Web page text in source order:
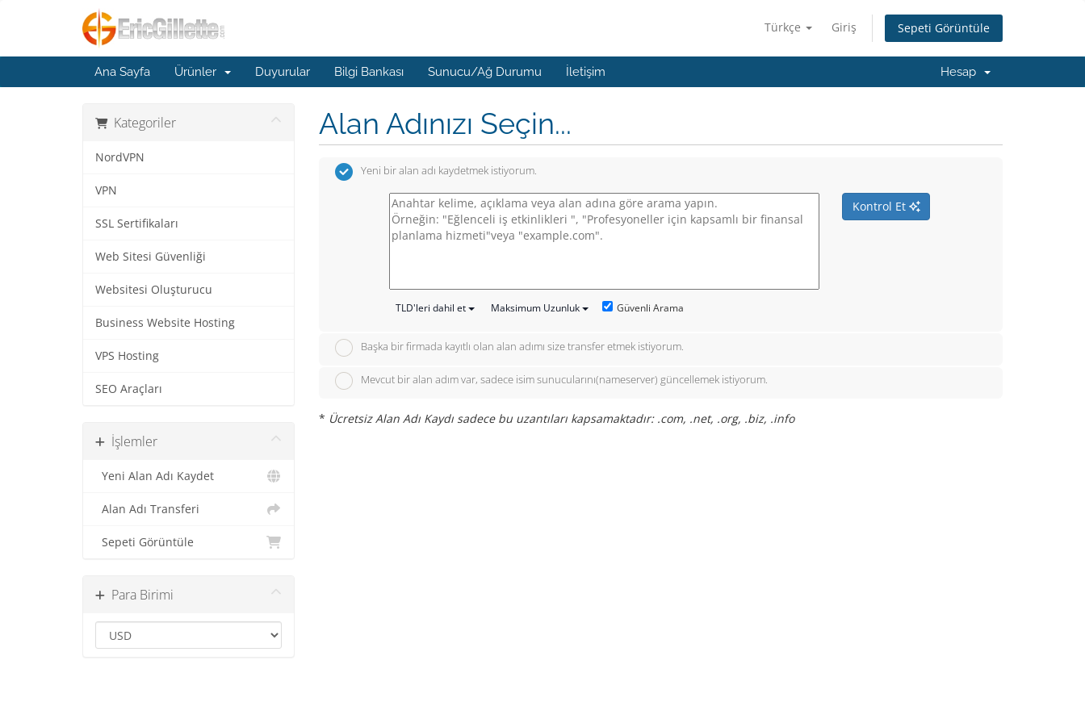
Türkçe Giriş Sepeti Görüntüle
Ana Sayfa Ürünler Duyurular Bilgi Bankası Sunucu/Ağ Durumu İletişim Hesap
Kategoriler
NordVPN
VPN
SSL Sertifikaları
Web Sitesi Güvenliği
Websitesi Oluşturucu
Business Website Hosting
VPS Hosting
SEO Araçları
İşlemler
Yeni Alan Adı Kaydet
Alan Adı Transferi
Sepeti Görüntüle
Para Birimi
Alan Adınızı Seçin...
Yeni bir alan adı kaydetmek istiyorum.
Kontrol Et
TLD'leri dahil et Maksimum Uzunluk Güvenli Arama
Başka bir firmada kayıtlı olan alan adımı size transfer etmek istiyorum.
Mevcut bir alan adım var, sadece isim sunucularını(nameserver) güncellemek istiyorum.
* Ücretsiz Alan Adı Kaydı sadece bu uzantıları kapsamaktadır: .com, .net, .org, .biz, .info